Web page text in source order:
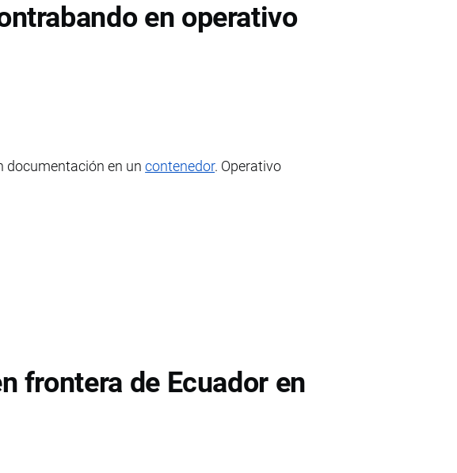
en operativo
documentación en uncontenedor. Operativo
frontera de Ecuador en